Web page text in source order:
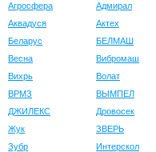
Агросфера
Адмирал
Аквадуся
Актех
Беларус
БЕЛМАШ
Весна
Вибромаш
Вихрь
Волат
ВРМЗ
ВЫМПЕЛ
ДЖИЛЕКС
Дровосек
Жук
ЗВЕРЬ
Зубр
Интерскол